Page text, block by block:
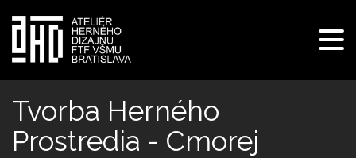
Skočiť
na
hlavný
obsah
Tvorba Herného
Prostredia - Cmorej